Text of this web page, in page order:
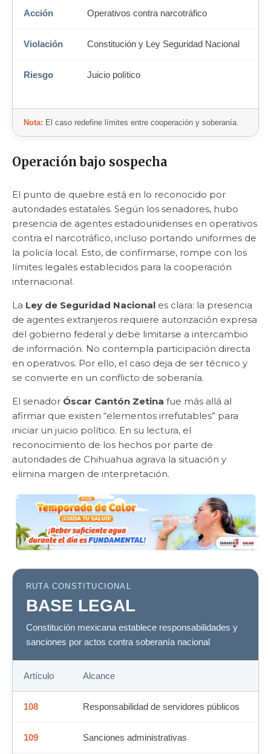
Acción Operativos contra narcotráfico
Violación Constitución y Ley Seguridad Nacional
Riesgo Juicio político
Nota: El caso redefine límites entre cooperación y soberanía.
Operación bajo sospecha
El punto de quiebre está en lo reconocido por
autoridades estatales. Según los senadores, hubo
presencia de agentes estadounidenses en operativos
contra el narcotráfico, incluso portando uniformes de
la policía local. Esto, de confirmarse, rompe con los
límites legales establecidos para la cooperación
internacional.
La Ley de Seguridad Nacional es clara: la presencia
de agentes extranjeros requiere autorización expresa
del gobierno federal y debe limitarse a intercambio
de información. No contempla participación directa
en operativos. Por ello, el caso deja de ser técnico y
se convierte en un conflicto de soberanía.
El senador Óscar Cantón Zetina fue más allá al
afirmar que existen “elementos irrefutables” para
iniciar un juicio político. En su lectura, el
reconocimiento de los hechos por parte de
autoridades de Chihuahua agrava la situación y
elimina margen de interpretación.
RUTA CONSTITUCIONAL
BASE LEGAL
Constitución mexicana establece responsabilidades y
sanciones por actos contra soberanía nacional
Artículo Alcance
108 Responsabilidad de servidores públicos
109 Sanciones administrativas